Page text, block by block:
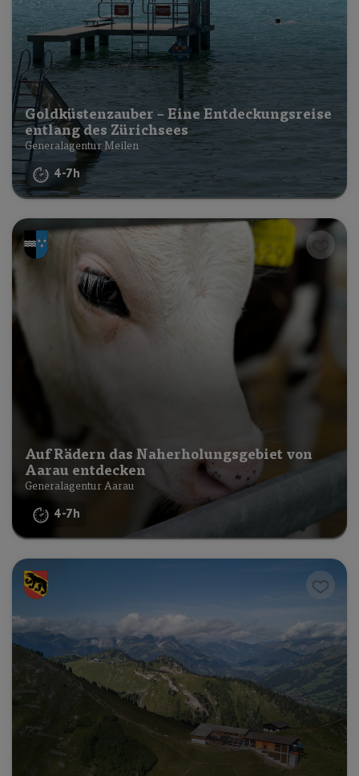
Goldküstenzauber – Eine Entdeckungsreise
entlang des Zürichsees
Generalagentur Meilen
4-7h
Auf Rädern das Naherholungsgebiet von
Aarau entdecken
Generalagentur Aarau
4-7h